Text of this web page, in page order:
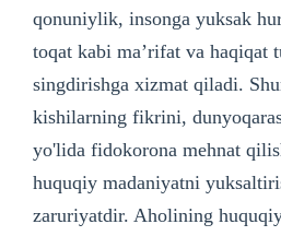
qonuniylik, insonga yuksak
toqat kabi ma’rifat va haqiqat
singdirishga xizmat qiladi.
kishilarning fikrini,
yo'lida fidokorona mehnat
huquqiy madaniyatni
zaruriyatdir. Aholining